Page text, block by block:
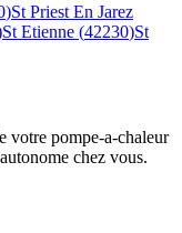
)St Priest En Jarez
St Etienne (42230)St
votre pompe-a-chaleur
chez vous.